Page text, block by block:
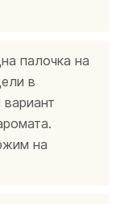
палочка на
в
на